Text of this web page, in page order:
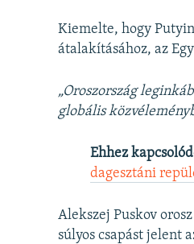
Kiemelte, hogy
átalakításához, az
„Oroszország
globális
Ehhez
dagesztáni
Alekszej Puskov
súlyos csapást jelent